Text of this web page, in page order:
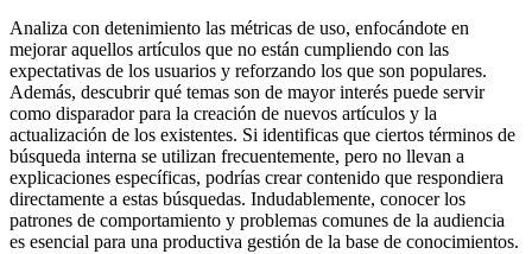
Analiza con detenimiento las métricas de uso, enfocándote en
mejorar aquellos artículos que no están cumpliendo con las
expectativas de los usuarios y reforzando los que son populares.
Además, descubrir qué temas son de mayor interés puede servir
como disparador para la creación de nuevos artículos y la
actualización de los existentes. Si identificas que ciertos términos de
búsqueda interna se utilizan frecuentemente, pero no llevan a
explicaciones específicas, podrías crear contenido que respondiera
directamente a estas búsquedas. Indudablemente, conocer los
patrones de comportamiento y problemas comunes de la audiencia
es esencial para una productiva gestión de la base de conocimientos.